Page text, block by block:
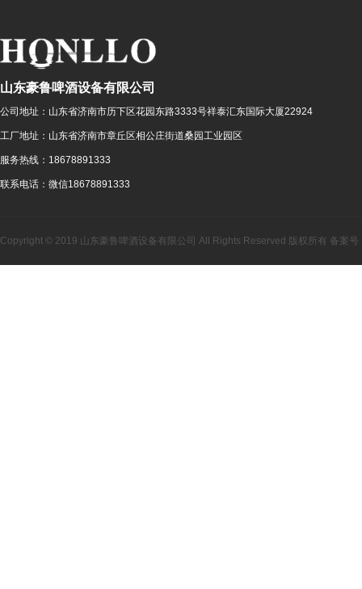
山东豪鲁啤酒设备有限公司
公司地址： 山东省济南市历下区花园东路3333号祥泰汇东国际大厦22924
工厂地址： 山东省济南市章丘区相公庄街道桑园工业园区
服务热线： 18678891333
联系电话： 微信18678891333
Copyright © 2019 山东豪鲁啤酒设备有限公司 All Rights Reserved 版权所有 备案号